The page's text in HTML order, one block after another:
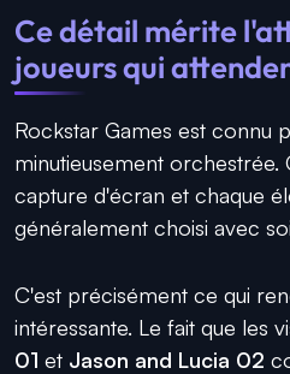
Ce détail mérite
joueurs qui
Rockstar Games est connu
minutieusement orchestrée.
capture d'écran et chaque
généralement choisi avec
C'est précisément ce qui
intéressante. Le fait que les
01 et Jason and Lucia 02